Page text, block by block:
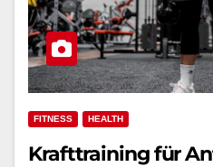
FITNESS HEALTH
Krafttraining für